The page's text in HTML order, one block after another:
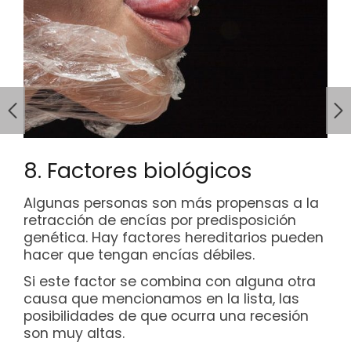
8. Factores biológicos
Algunas personas son más propensas a la
retracción de encías por predisposición
genética. Hay factores hereditarios pueden
hacer que tengan encías débiles.
Si este factor se combina con alguna otra
causa que mencionamos en la lista, las
posibilidades de que ocurra una recesión
son muy altas.